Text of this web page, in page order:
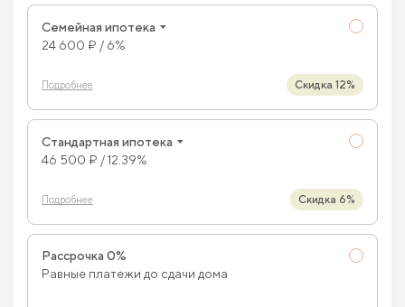
Семейная ипотека
24 600 ₽ / 6%
Подробнее Скидка 12%
Стандартная ипотека
46 500 ₽ / 12.39%
Подробнее Скидка 6%
Рассрочка 0%
Равные платежи до сдачи дома